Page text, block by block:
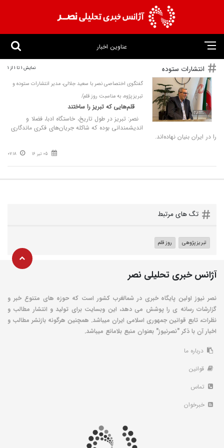
عناوین اخبار
انتشارات ستوده نمایش 1 تا 1 از 1
گفتگوی اختصاصی نصر با سعید جلالی، مدیر انتشارات ستوده و
تبریزپژوه، به مناسبت روز قلم/
قلم‌هایی که تبریز را ساختند
نصر: تبریز در طول تاریخ، خاستگاه ادبا، فضلا و
اندیشمندانی بوده که شاکله جریان‌های فکری ماندگاری
را در ایران بنیان نهاده‌اند.
05 تیر 16 07:18
تگ های مرتبط
تبریزپژوهی روز قلم
آژانس خبری تحلیلی نصر
نصر نیوز اولین پایگاه خبری در شمالغرب کشور است که حوزه های متنوع خبر و
گزارشات رسانه ی را پوشش می دهد، این وبسایت برای تولید و انتشار مطالب و
نظرات، تابع قوانین جمهوری اسلامی ایران میباشد. همچنین هرگونه بازنشر مطالب و
اخبار آن با ذکر "نصرنیوز" بعنوان منبع بلامانع میباشد.
درباره ما
قوانین
تماس
خبرخوان